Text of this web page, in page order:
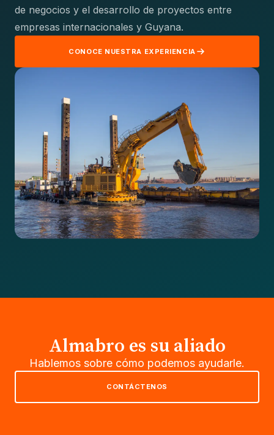
de negocios y el desarrollo de proyectos entre
empresas internacionales y Guyana.
CONOCE NUESTRA EXPERIENCIA
Almabro es su aliado
Hablemos sobre cómo podemos ayudarle.
CONTÁCTENOS